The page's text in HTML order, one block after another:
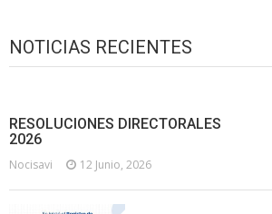
NOTICIAS RECIENTES
RESOLUCIONES DIRECTORALES
2026
Nocisavi 12 Junio, 2026